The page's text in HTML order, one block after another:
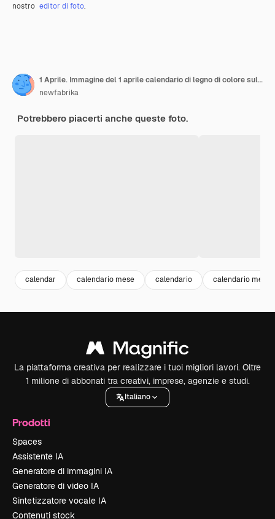
nostro editor di foto.
1 Aprile. Immagine del 1 aprile calendario di legno di colore sul tavolo di legno. Giorno di primavera
newfabrika
Potrebbero piacerti anche queste foto.
calendar calendario mese calendario calendario
La piattaforma creativa per realizzare i tuoi migliori lavori. Oltre
1 milione di abbonati tra creativi, imprese, agenzie e studi.
Italiano
Prodotti
Spaces
Assistente IA
Generatore di immagini IA
Generatore di video IA
Sintetizzatore vocale IA
Contenuti stock